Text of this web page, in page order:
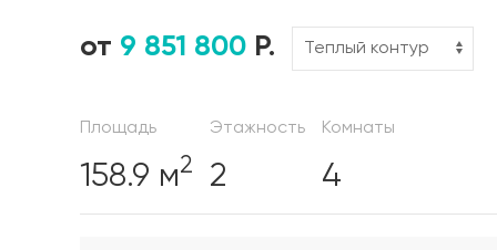
от 9 851 800 Р.
Площадь
158.9 м2
Этажность
2
Комнаты
4